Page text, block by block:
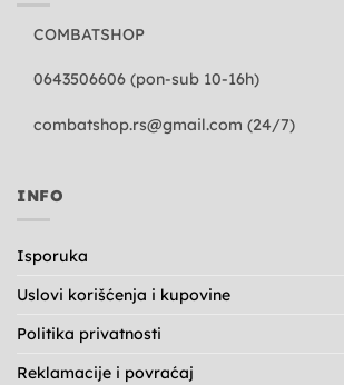
COMBATSHOP
0643506606 (pon-sub 10-16h)
combatshop.rs@gmail.com (24/7)
INFO
Isporuka
Uslovi korišćenja i kupovine
Politika privatnosti
Reklamacije i povraćaj